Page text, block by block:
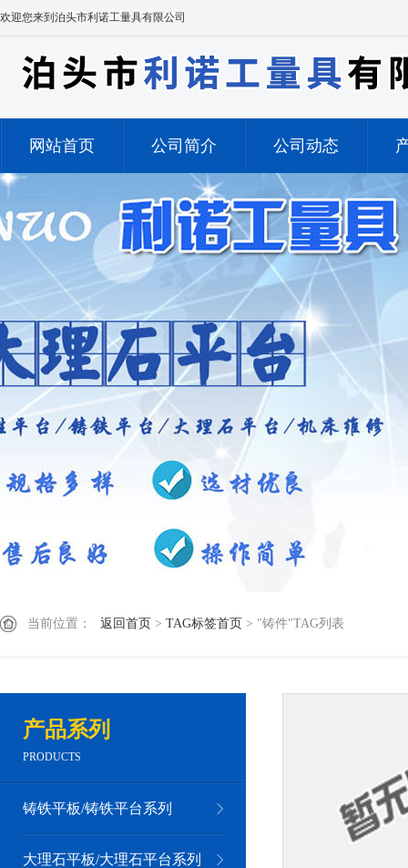
欢迎您来到泊头市利诺工量具有限公司
网站首页 公司简介 公司动态
当前位置： 返回首页 > TAG标签首页 > "铸件"TAG列表
产品系列
PRODUCTS
铸铁平板/铸铁平台系列
大理石平板/大理石平台系列